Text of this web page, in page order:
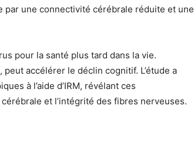
une connectivité cérébrale réduite et une
pour la santé plus tard dans la vie.
accélérer le déclin cognitif. L’étude a
à l’aide d’IRM, révélant ces
et l’intégrité des fibres nerveuses.